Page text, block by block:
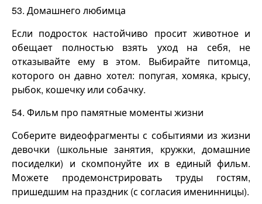
53. Домашнего любимца
Если подросток настойчиво просит животное и
обещает полностью взять уход на себя, не
отказывайте ему в этом. Выбирайте питомца,
которого он давно хотел: попугая, хомяка, крысу,
рыбок, кошечку или собачку.
54. Фильм про памятные моменты жизни
Соберите видеофрагменты с событиями из жизни
девочки (школьные занятия, кружки, домашние
посиделки) и скомпонуйте их в единый фильм.
Можете продемонстрировать труды гостям,
пришедшим на праздник (с согласия именинницы).